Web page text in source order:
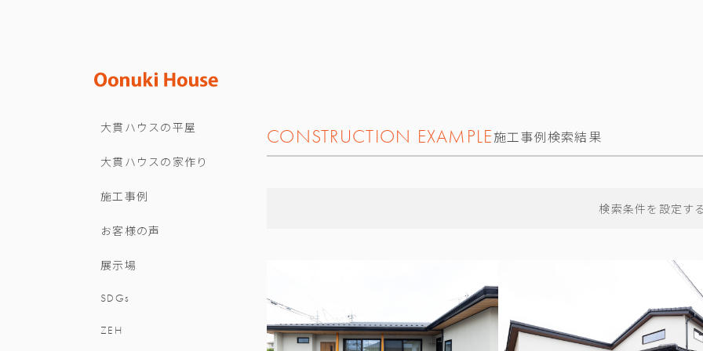
大貫ハウスの平屋
大貫ハウスの家作り
施工事例
お客様の声
展示場
SDGs
ZEH
CONSTRUCTION EXAMPLE 施工事例検索結果
検索条件を設定す